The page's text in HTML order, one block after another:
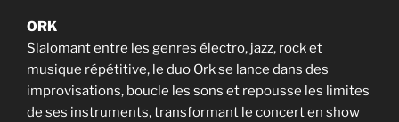
ORK
Slalomant entre les genres électro, jazz, rock et
musique répétitive, le duo Ork se lance dans des
improvisations, boucle les sons et repousse les limites
de ses instruments, transformant le concert en show